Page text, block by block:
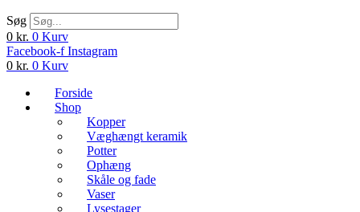
Søg
0 kr. 0 Kurv
Facebook-f Instagram
0 kr. 0 Kurv
Forside
Shop
Kopper
Væghængt keramik
Potter
Ophæng
Skåle og fade
Vaser
Lysestager